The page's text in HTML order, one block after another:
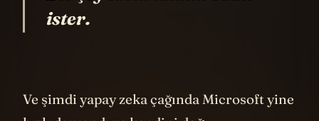
Bir şey tasarlamak odak